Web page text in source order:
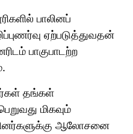
பாலினப்
ஏற்படுத்துவதன்
பாகுபாடற்ற
தங்கள்
மிகவும்
ஆலோசனை